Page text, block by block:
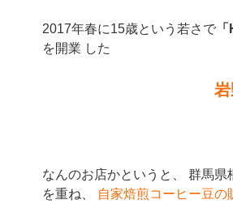
2017年春に15歳という若さで
を開業 した
なんのお店かというと、 群馬
を重ね、
自家焙煎コーヒー豆の